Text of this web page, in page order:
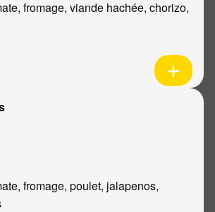
fromage, viande hachée, chorizo,
fromage, poulet, jalapenos,